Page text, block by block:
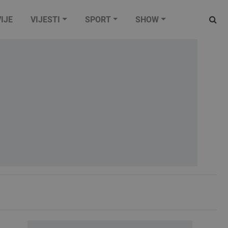
VIJESTI SPORT SHOW